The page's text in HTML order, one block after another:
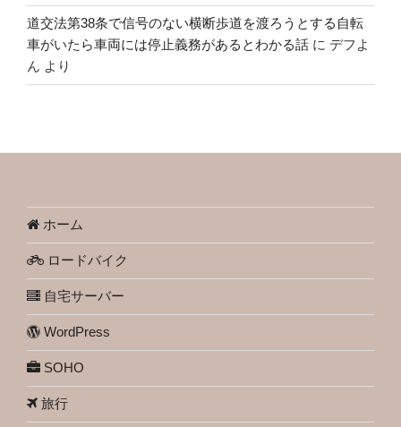
道交法第38条で信号のない横断歩道を渡ろうとする自転
車がいたら車両には停止義務があるとわかる話 に デフよ
ん より
ホーム
ロードバイク
自宅サーバー
WordPress
SOHO
旅行